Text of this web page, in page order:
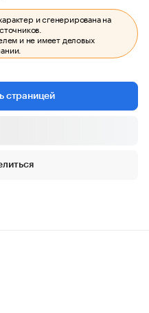
и сгенерирована на
и не имеет деловых
страницей